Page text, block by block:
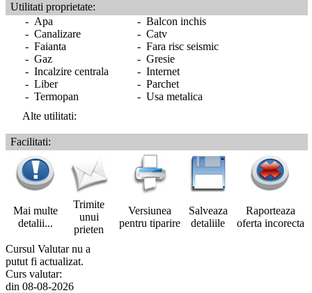
Utilitati proprietate:
- Apa
- Balcon inchis
- Canalizare
- Catv
- Faianta
- Fara risc seismic
- Gaz
- Gresie
- Incalzire centrala
- Internet
- Liber
- Parchet
- Termopan
- Usa metalica
Alte utilitati:
Facilitati:
Mai multe
detalii...
Trimite
unui
prieten
Versiunea
pentru tiparire
Salveaza
detaliile
Raporteaza
oferta incorecta
Cursul Valutar nu a
putut fi actualizat.
Curs valutar:
din 08-08-2026